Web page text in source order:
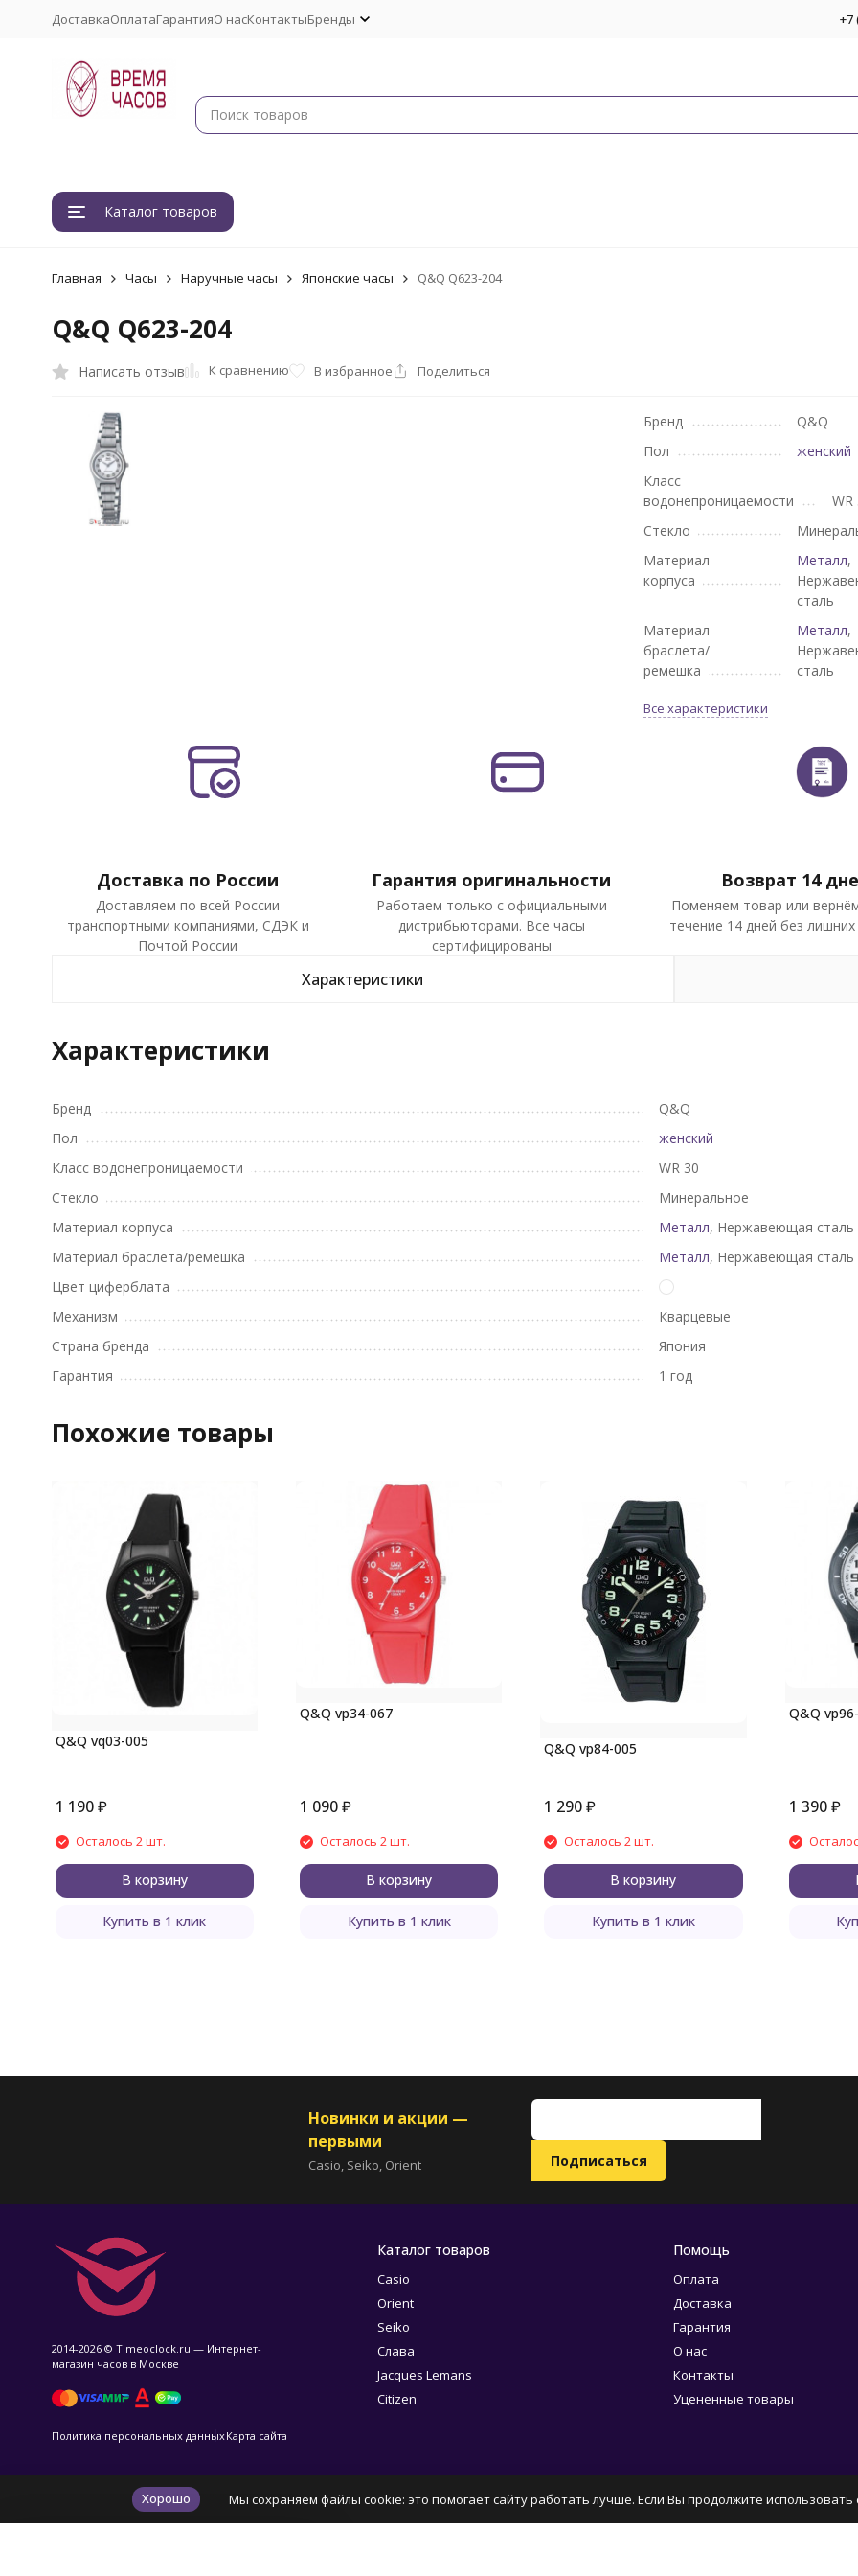
ДоставкаОплатаГарантияО насКонтактыБренды +7
Каталог товаров
Главная Часы Наручные часы Японские часы Q&Q Q623-204
Q&Q Q623-204
Написать отзыв К сравнению В избранное Поделиться
Бренд
Q&Q
Пол
женский
Класс
водонепроницаемости
WR
Стекло
Материал
корпуса
Металл,
сталь
Материал
браслета/
ремешка
Металл,
сталь
Все характеристики
Доставка по России
Доставляем по всей России
транспортными компаниями, СДЭК и
Почтой России
Гарантия оригинальности
Работаем только с официальными
дистрибьюторами. Все часы
сертифицированы
Возврат 14
Поменяем товар или
течение 14 дней без
Характеристики
Характеристики
Бренд
Q&Q
Пол
женский
Класс водонепроницаемости
WR 30
Стекло
Минеральное
Материал корпуса
Металл, Нержавеющая сталь
Материал браслета/ремешка
Металл, Нержавеющая сталь
Цвет циферблата
Механизм
Кварцевые
Страна бренда
Япония
Гарантия
1 год
Похожие товары
Q&Q vq03-005
1 190 ₽
Осталось 2 шт.
В корзину
Купить в 1 клик
Q&Q vp34-067
1 090₽
Осталось 2 шт.
В корзину
Купить в 1 клик
Q&Q vp84-005
1 290₽
Осталось 2 шт.
В корзину
Купить в 1 клик
Q&Q
1 390₽
Новинки и акции —
первыми
Casio, Seiko, Orient
2014-2026 © Timeoclock.ru — Интернет-
магазин часов в Москве
Политика персональных данныхКарта сайта
Каталог товаров
Casio
Orient
Seiko
Слава
Jacques Lemans
Citizen
Помощь
Оплата
Доставка
Гарантия
О нас
Контакты
Уцененные товары
Хорошо Мы сохраняем файлы cookie: это помогает сайту работать лучше. Если Вы продолжите использовать